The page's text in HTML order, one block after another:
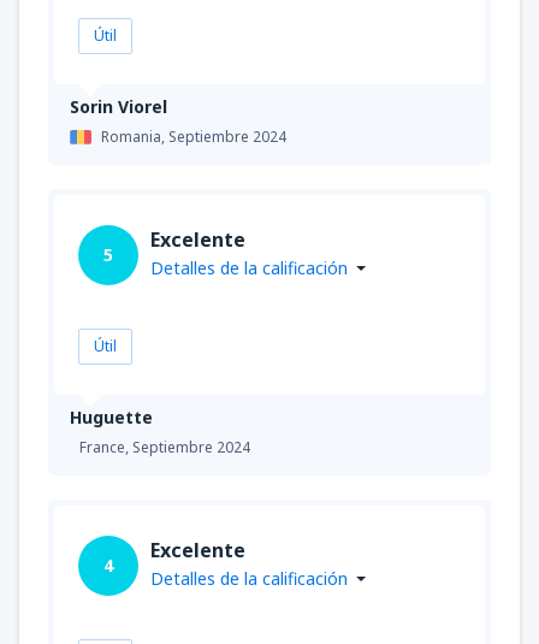
Sorin Viorel
Romania, Septiembre 2024
Útil
Huguette
France, Septiembre 2024
5
Excelente
Detalles de la calificación
Útil
4
Excelente
Detalles de la calificación